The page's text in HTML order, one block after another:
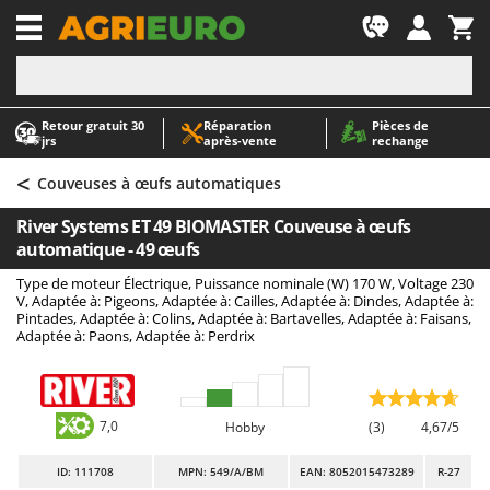
Retour gratuit 30
jrs
Réparation
après‑vente
Pièces de
rechange
-1
A
Abris de jardin
Accessoires pour tracteurs tondeuses autoportés
Aérateurs Scarificateurs pour gazon
Arracheuses de pommes de terre pour tracteur
Aspirateurs - Balais Électriques
Aspirateurs à cendres
Aspirateurs à feuilles sur roues
Aspirateurs de piscine
Aspirateurs Multifonctions
Atomiseurs agricoles pour tracteurs
Atomiseurs pour traitements
A
AgriEuro Premium
AgriEuro TOP-LINE
AGT
Aima
Airmec
AL-KO
ALA 2000
Alce
Alpina
Ama
< Couveuses à œufs automatiques
River Systems ET 49 BIOMASTER Couveuse à œufs
automatique - 49 œufs
Type de moteur Électrique, Puissance nominale (W) 170 W, Voltage 230
V, Adaptée à: Pigeons, Adaptée à: Cailles, Adaptée à: Dindes, Adaptée à:
Pintades, Adaptée à: Colins, Adaptée à: Bartavelles, Adaptée à: Faisans,
Adaptée à: Paons, Adaptée à: Perdrix
7,0 Hobby (3) 4,67/5
ID: 111708 MPN: 549/A/BM EAN: 8052015473289 R-27